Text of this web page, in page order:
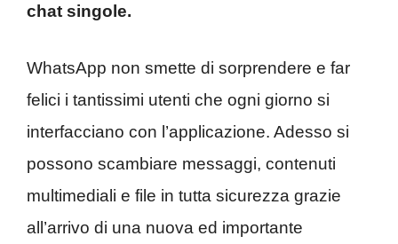
chat singole.
WhatsApp non smette di sorprendere e far
felici i tantissimi utenti che ogni giorno si
interfacciano con l’applicazione. Adesso si
possono scambiare messaggi, contenuti
multimediali e file in tutta sicurezza grazie
all’arrivo di una nuova ed importante